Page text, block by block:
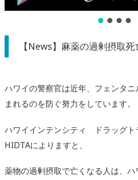
【News】麻薬の過剰摂取
ハワイの警察官は近年、 フェンタ
まれるのを防ぐ努力をしています。
ハワイインテンシティ ドラッグト
HIDTAによりますと、
薬物の過剰摂取で亡くなる人は、